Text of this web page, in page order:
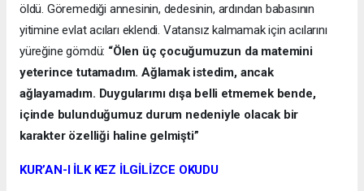
öldü. Göremediği annesinin, dedesinin, ardından babasının
yitimine evlat acıları eklendi. Vatansız kalmamak için acılarını
yüreğine gömdü: “Ölen üç çocuğumuzun da matemini
yeterince tutamadım. Ağlamak istedim, ancak
ağlayamadım. Duygularımı dışa belli etmemek bende,
içinde bulunduğumuz durum nedeniyle olacak bir
karakter özelliği haline gelmişti”
KUR’AN-I İLK KEZ İLGİLİZCE OKUDU